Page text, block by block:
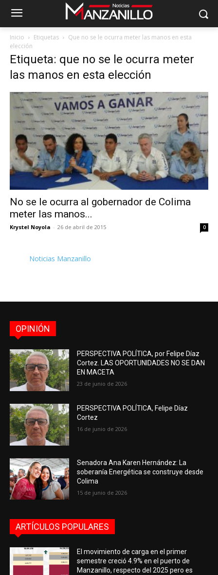
Inicio Etiquetas
Que no se le ocurra meter las manos en esta
elección
Etiqueta: que no se le ocurra meter
las manos en esta elección
No se le ocurra al gobernador de Colima
meter las manos...
Krystel Noyola - 26 de abril de 2015 0
Noticias Manzanillo
OPINIÓN
PERSPECTIVA POLÍTICA, por Felipe Díaz
Cortez. LAS OPORTUNIDADES NO SE DAN
EN MACETA
23 de junio de 2026
PERSPECTIVA POLÍTICA, Felipe Díaz
Cortez
16 de junio de 2026
Senadora Ana Karen Hernández: La
soberanía Energética se construye desde
Colima
15 de junio de 2026
ARTÍCULOS POPULARES
El movimiento de carga en el primer
semestre creció 4.9% en el puerto de
Manzanillo, respecto del 2025 pero es